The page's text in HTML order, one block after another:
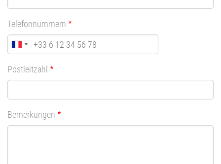
Telefonnummern
Postleitzahl
Bemerkungen